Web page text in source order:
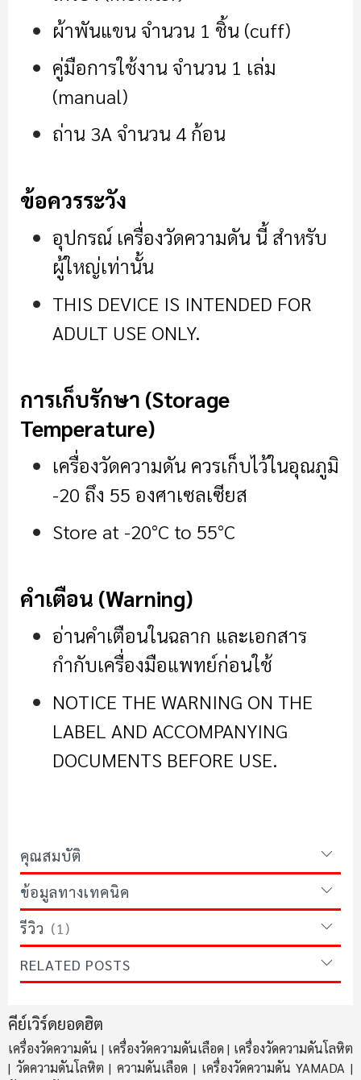
ผ้าพันแขน จำนวน 1 ชิ้น (cuff)
คู่มือการใช้งาน จำนวน 1 เล่ม
(manual)
ถ่าน 3A จำนวน 4 ก้อน
ข้อควรระวัง
อุปกรณ์ เครื่องวัดความดัน นี้ สำหรับ
ผู้ใหญ่เท่านั้น
THIS DEVICE IS INTENDED FOR
ADULT USE ONLY.
การเก็บรักษา (Storage
Temperature)
เครื่องวัดความดัน ควรเก็บไว้ในอุณภูมิ
-20 ถึง 55 องศาเซลเซียส
Store at -20°C to 55°C
คำเตือน (Warning)
อ่านคำเตือนในฉลาก และเอกสาร
กำกับเครื่องมือแพทย์ก่อนใช้
NOTICE THE WARNING ON THE
LABEL AND ACCOMPANYING
DOCUMENTS BEFORE USE.
คุณสมบัติ
ข้อมูลทางเทคนิค
รีวิว
1
RELATED POSTS
คีย์เวิร์ดยอดฮิต
เครื่องวัดความดัน | เครื่องวัดความดันเลือด | เครื่องวัดความดันโลหิต
| วัดความดันโลหิต |ความดันเลือด | เครื่องวัดความดัน YAMADA |